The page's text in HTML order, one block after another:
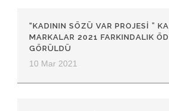
“KADININ SÖZÜ VAR PROJESİ ”
MARKALAR 2021 FARKINDALIK
GÖRÜLDÜ
10 Mar 2021